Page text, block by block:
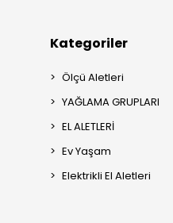
Kategoriler
Ölçü Aletleri
YAĞLAMA GRUPLARI
EL ALETLERİ
Ev Yaşam
Elektrikli El Aletleri